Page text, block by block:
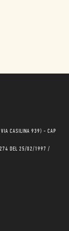
VIA CASILINA 939) - CAP
DEL 25/02/1997 /